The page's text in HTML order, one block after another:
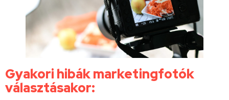
Gyakori hibák marketingfotók
választásakor: